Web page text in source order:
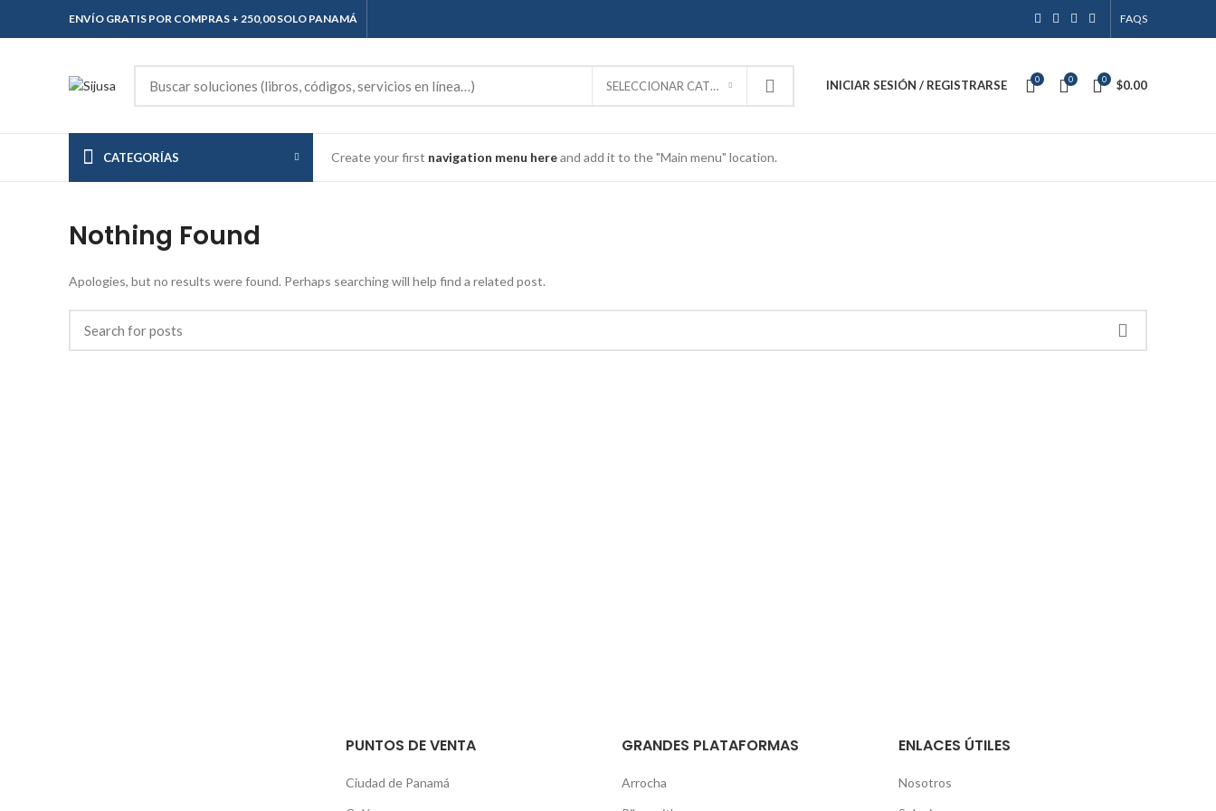
ENVÍO GRATIS POR COMPRAS + 250,00 SOLO PANAMÁ FAQS
SELECCIONAR CATEGORÍA INICIAR SESIÓN / REGISTRARSE 0 0 0 $0.00
CATEGORÍAS Create your first navigation menu hereand add it to the "Main menu" location.
Nothing Found
Apologies, but no results were found. Perhaps searching will help find a related post.
PUNTOS DE VENTA
Ciudad de Panamá
GRANDES PLATAFORMAS
Arrocha
ENLACES ÚTILES
Nosotros